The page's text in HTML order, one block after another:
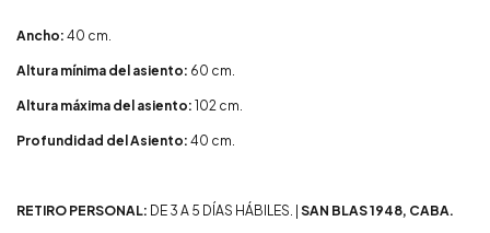
Ancho: 40 cm.
Altura mínima del asiento: 60 cm.
Altura máxima del asiento: 102 cm.
Profundidad del Asiento: 40 cm.
RETIRO PERSONAL: DE 3 A 5 DÍAS HÁBILES. | SAN BLAS 1948, CABA.